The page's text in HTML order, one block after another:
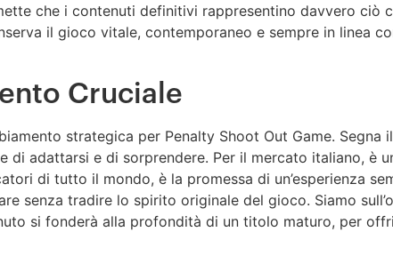
che i contenuti definitivi rappresentino davvero ciò
il gioco vitale, contemporaneo e sempre in linea
Cruciale
strategica per Penalty Shoot Out Game. Segna
adattarsi e di sorprendere. Per il mercato italiano, è
di tutto il mondo, è la promessa di un’esperienza
senza tradire lo spirito originale del gioco. Siamo
si fonderà alla profondità di un titolo maturo, per